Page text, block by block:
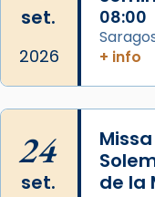
col·laboradors,
L’arquebisbe
📸 Dr. G. Simón
Photo
set.
2026
08:00
+ info
24
set.
de la